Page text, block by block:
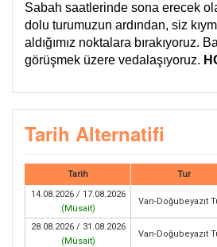
Sabah saatlerinde sona erecek
dolu turumuzun ardından, siz
aldığımız noktalara bırakıyoruz.
görüşmek üzere vedalaşıyoruz.
Tarih Alternatifi
Tarih Tur
14.08.2026 / 17.08.2026
(Müsait)
Van-Doğubeyazıt
28.08.2026 / 31.08.2026
(Müsait)
Van-Doğubeyazıt